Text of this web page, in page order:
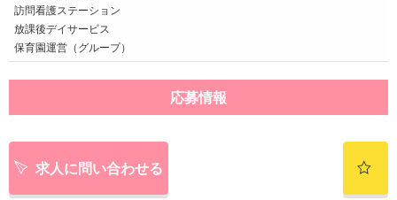
訪問看護ステーション
放課後デイサービス
保育園運営（グループ）
応募情報
求人に問い合わせる